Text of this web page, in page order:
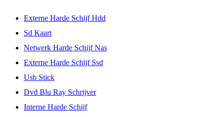
Externe Harde Schijf Hdd
Sd Kaart
Netwerk Harde Schijf Nas
Externe Harde Schijf Ssd
Usb Stick
Dvd Blu Ray Schrijver
Interne Harde Schijf